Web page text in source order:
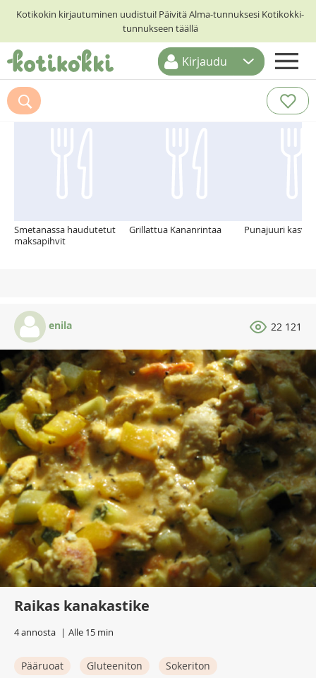
Kotikokin kirjautuminen uudistui! Päivitä Alma-tunnuksesi Kotikokki-
tunnukseen täällä
ETUSIVU
RESEPTIHAKU
Kirjaudu
Suosittelemme myös
Smetanassa haudutetut
maksapihvit
Grillattua Kananrintaa Punajuuri kasvis
enila 22 121
Raikas kanakastike
4 annosta Alle 15 min
Pääruoat Gluteeniton
Sokeriton